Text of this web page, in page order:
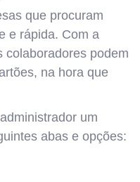
que procuram
e rápida. Com a
colaboradores podem
na hora que
um
abas e opções: